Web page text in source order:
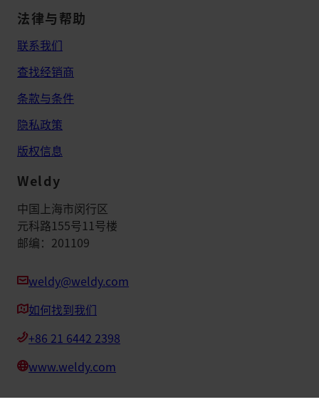
法律与帮助
联系我们
查找经销商
条款与条件
隐私政策
版权信息
Weldy
中国上海市闵行区
元科路155号11号楼
邮编：201109
weldy@weldy.com
如何找到我们
+86 21 6442 2398
www.weldy.com